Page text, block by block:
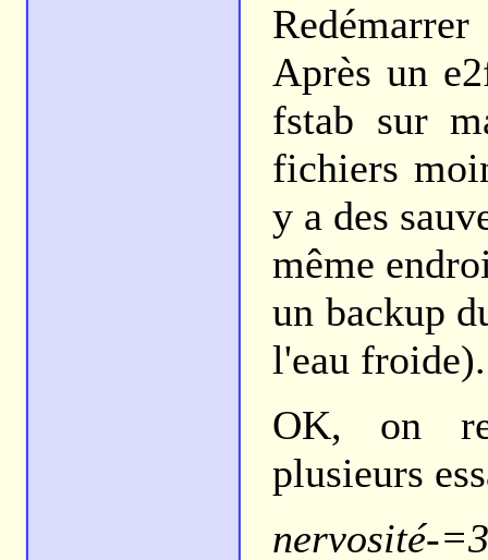
Après un
fstab sur
fichiers
y a des
même
un backup
l'eau froide).
OK, on
plusieurs
nervosité-=3